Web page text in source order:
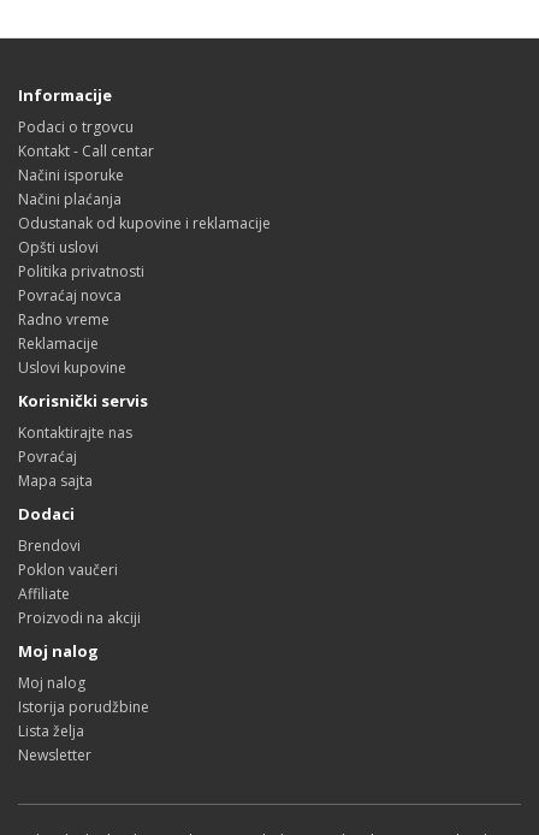
Informacije
Podaci o trgovcu
Kontakt - Call centar
Načini isporuke
Načini plaćanja
Odustanak od kupovine i reklamacije
Opšti uslovi
Politika privatnosti
Povraćaj novca
Radno vreme
Reklamacije
Uslovi kupovine
Korisnički servis
Kontaktirajte nas
Povraćaj
Mapa sajta
Dodaci
Brendovi
Poklon vaučeri
Affiliate
Proizvodi na akciji
Moj nalog
Moj nalog
Istorija porudžbine
Lista želja
Newsletter